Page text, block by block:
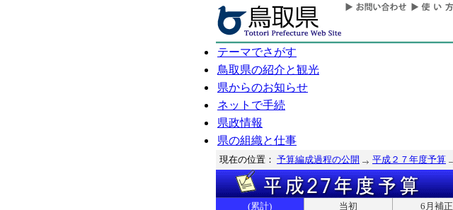
テーマでさがす
鳥取県の紹介と観光
県からのお知らせ
ネットで手続
県政情報
県の組織と仕事
現在の位置： 予算編成過程の公開 平成２７年度予算
(累計) 当初 6月補正